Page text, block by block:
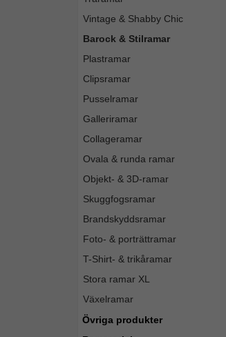
Vintage & Shabby Chic
Barock & Stilramar
Plastramar
Clipsramar
Pusselramar
Galleriramar
Collageramar
Ovala & runda ramar
Objekt- & 3D-ramar
Skuggfogsramar
Brandskyddsramar
Foto- & porträttramar
T-Shirt- & trikåramar
Stora ramar XL
Växelramar
Övriga produkter